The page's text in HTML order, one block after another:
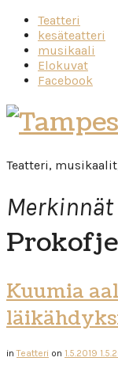
Teatteri
kesäteatteri
musikaali
Elokuvat
Facebook
Teatro
Teatteri,
Kuumia
inTeatteri on 1.5.2019